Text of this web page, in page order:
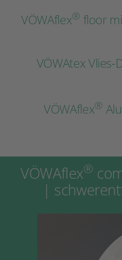
VÖWAflex® floor
VÖWAtex
VÖWAflex®
VÖWAflex®
|